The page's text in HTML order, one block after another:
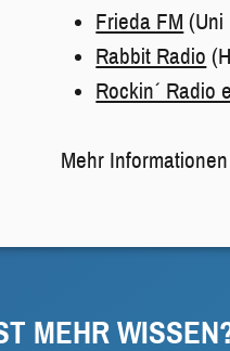
Frieda FM (Uni
Rabbit Radio
Rockin´ Radio
Mehr
MEHR